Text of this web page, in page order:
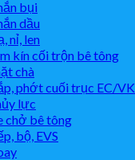
bụi
dầu
nỉ, len
kín cối trộn bê tông
chà
phớt cuối trục EC/VK
lực
chở bê tông
bộ, EVS